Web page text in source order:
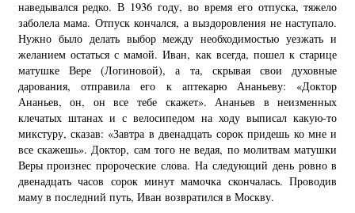
наведывался редко. В 1936 году, во время его отпуска, тяжело
заболела мама. Отпуск кончался, а выздоровления не наступало.
Нужно было делать выбор между необходимостью уезжать и
желанием остаться с мамой. Иван, как всегда, пошел к старице
матушке Вере (Логиновой), а та, скрывая свои духовные
дарования, отправила его к аптекарю Ананьеву: «Доктор
Ананьев, он, он все тебе скажет». Ананьев в неизменных
клечатых штанах и с велосипедом на ходу выписал какую-то
микстуру, сказав: «Завтра в двенадцать сорок придешь ко мне и
все скажешь». Доктор, сам того не ведая, по молитвам матушки
Веры произнес пророческие слова. На следующий день ровно в
двенадцать часов сорок минут мамочка скончалась. Проводив
маму в последний путь, Иван возвратился в Москву.